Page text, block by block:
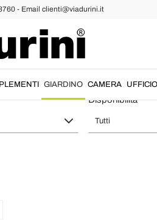
- Email clienti@viadurini.it
GIARDINO CAMERA UFFICIO
o Terrazzo Made
Disponibilità
Tutti